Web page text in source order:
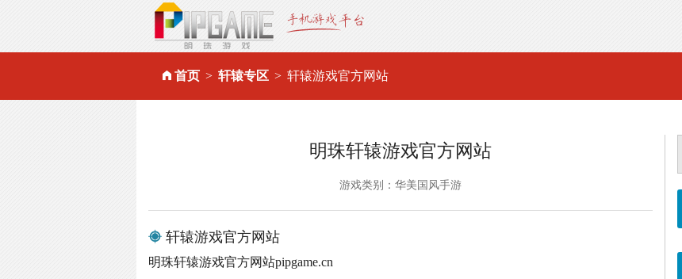
首页 轩辕专区 轩辕游戏官方网站
明珠轩辕游戏官方网站
游戏类别：华美国风手游
轩辕游戏官方网站
明珠轩辕游戏官方网站pipgame.cn